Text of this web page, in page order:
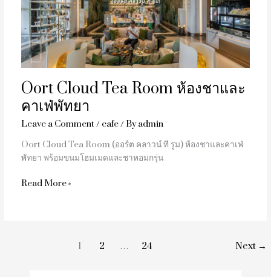
Oort Cloud Tea Room ห้องชาและ
คาเฟ่พัทยา
Leave a Comment/ cafe/ Byadmin
Oort Cloud Tea Room (ออร์ต คลาวน์ ที รูม) ห้องชาและคาเฟ่
พัทยา พร้อมขนมโฮมเมดและชาหอมกรุ่น
ห้อง
ชา
และ
คาเฟ่
พัทยา
Read More »
1 2 … 24 Next →